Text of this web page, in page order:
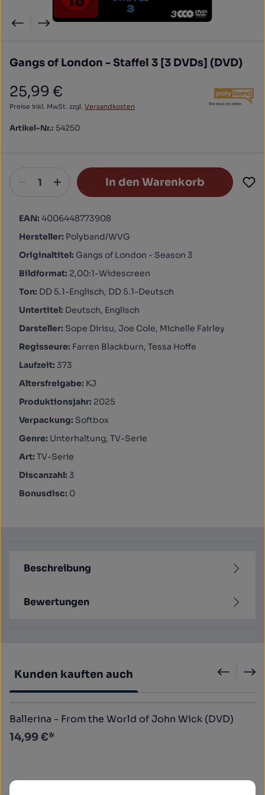
Gangs of London - Staffel 3 [3 DVDs] (DVD)
Regulärer Preis:
25,99 €
Preise inkl. MwSt. zzgl. Versandkosten
Artikel-Nr.: 54250
In den Warenkorb
EAN: 4006448773908
Hersteller: Polyband/WVG
Originaltitel: Gangs of London - Season 3
Bildformat: 2,00:1-Widescreen
Ton: DD 5.1-Englisch, DD 5.1-Deutsch
Untertitel: Deutsch, Englisch
Darsteller: Sope Dirisu, Joe Cole, Michelle Fairley
Regisseure: Farren Blackburn, Tessa Hoffe
Laufzeit: 373
Altersfreigabe: KJ
Produktionsjahr: 2025
Verpackung: Softbox
Genre: Unterhaltung, TV-Serie
Art: TV-Serie
Discanzahl: 3
Bonusdisc: 0
Beschreibung
Bewertungen
Kunden kauften auch
Ballerina - From the World of John Wick (DVD)
14,99 €*